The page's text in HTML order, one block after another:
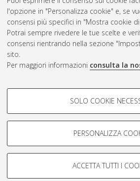
l'opzione in "Personalizza cookie" e, se
consensi più specifici in "Mostra cookie
Potrai sempre rivedere le tue scelte e
consensi rientrando nella sezione
sito.
Per maggiori informazioni consulta la
COOKIE DI PROFILAZIONE -
Si tratta di cookie utilizzati per
navigazione degli utenti, creare profili in
Mostra cookie di profilazione
COOKIE TECNICI - NECESSARI
SOLO COOKIE
PERSONALIZZA
ACCETTA TUTTI I
Rss 1.0
Rss 2.0
ISSN: 2038-7946
Impostazioni Cookie
Informativa sulla privacy
Condizioni d’uso del sito